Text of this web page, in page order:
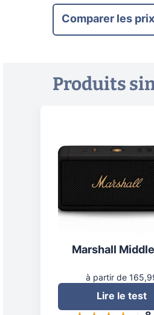
Comparer les
Produits
Marshall
à partir de
Lire le test